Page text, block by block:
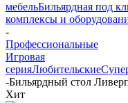
мебельБильярдная под
комплексы и
-
Профессиональные
Игровая
серияЛюбительские
-Бильярдный стол
Хит